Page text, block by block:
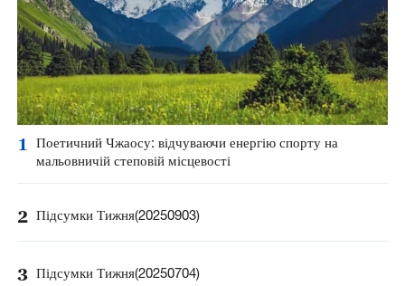
1
Поетичний Чжаосу: відчуваючи енергію спорту на
мальовничій степовій місцевості
2 Підсумки Тижня(20250903)
3 Підсумки Тижня(20250704)